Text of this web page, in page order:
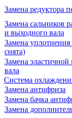
Замена редуктора
Замена сальников
и выходного вала
Замена
снята)
Замена
вала
Система
Замена антифриза
Замена бачка
Замена